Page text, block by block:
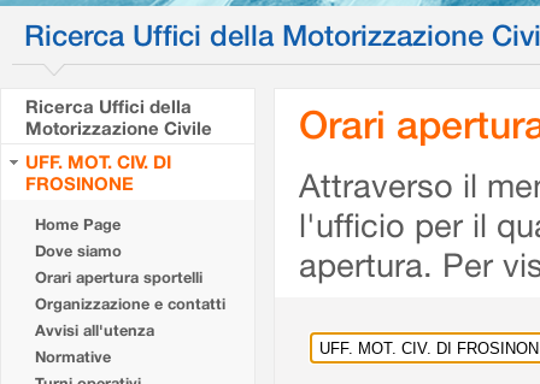
Ricerca Uffici della Motorizzazione
Ricerca Uffici della
Motorizzazione Civile
UFF. MOT. CIV. DI
FROSINONE
Home Page
Dove siamo
Orari apertura sportelli
Organizzazione e contatti
Avvisi all'utenza
Normative
Orari
Attraverso il
l'ufficio per il
apertura. Per